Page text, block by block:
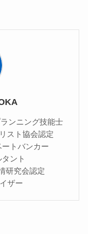
ンニング技能士
スト協会認定
ートバンカー
ント
研究会認定
ザー